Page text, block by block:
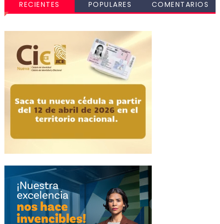
RECIENTES POPULARES COMENTARIOS